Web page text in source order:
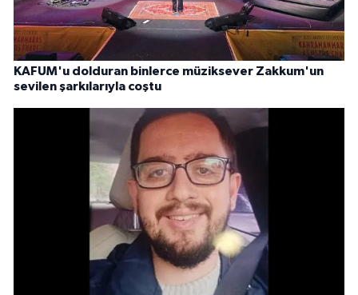
KAFUM'u dolduran binlerce müziksever Zakkum'un
sevilen şarkılarıyla coştu